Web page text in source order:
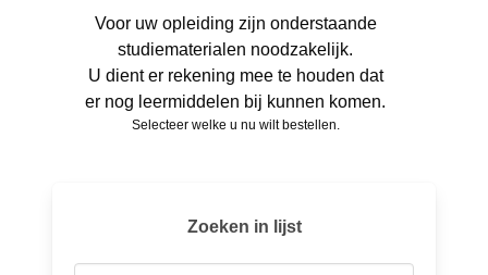
Voor uw opleiding zijn onderstaande
studiematerialen noodzakelijk.
U dient er rekening mee te houden dat
er nog leermiddelen bij kunnen komen.
Selecteer welke u nu wilt bestellen.
Zoeken in lijst